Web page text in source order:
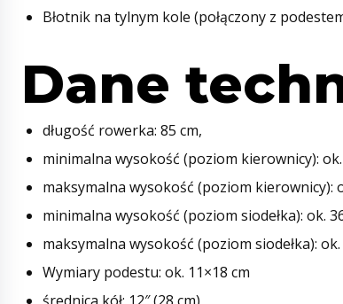
Błotnik na tylnym kole (połączony z
Dane
długość rowerka: 85 cm,
minimalna wysokość (poziom kierownicy): ok.
maksymalna wysokość (poziom kierownicy):
minimalna wysokość (poziom siodełka): ok.
maksymalna wysokość (poziom siodełka): ok.
Wymiary podestu: ok. 11×18 cm